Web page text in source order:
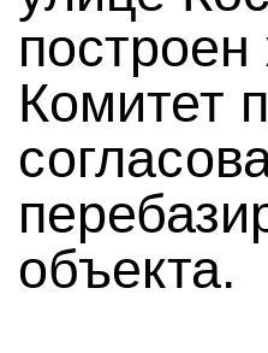
Комитет
объекта.